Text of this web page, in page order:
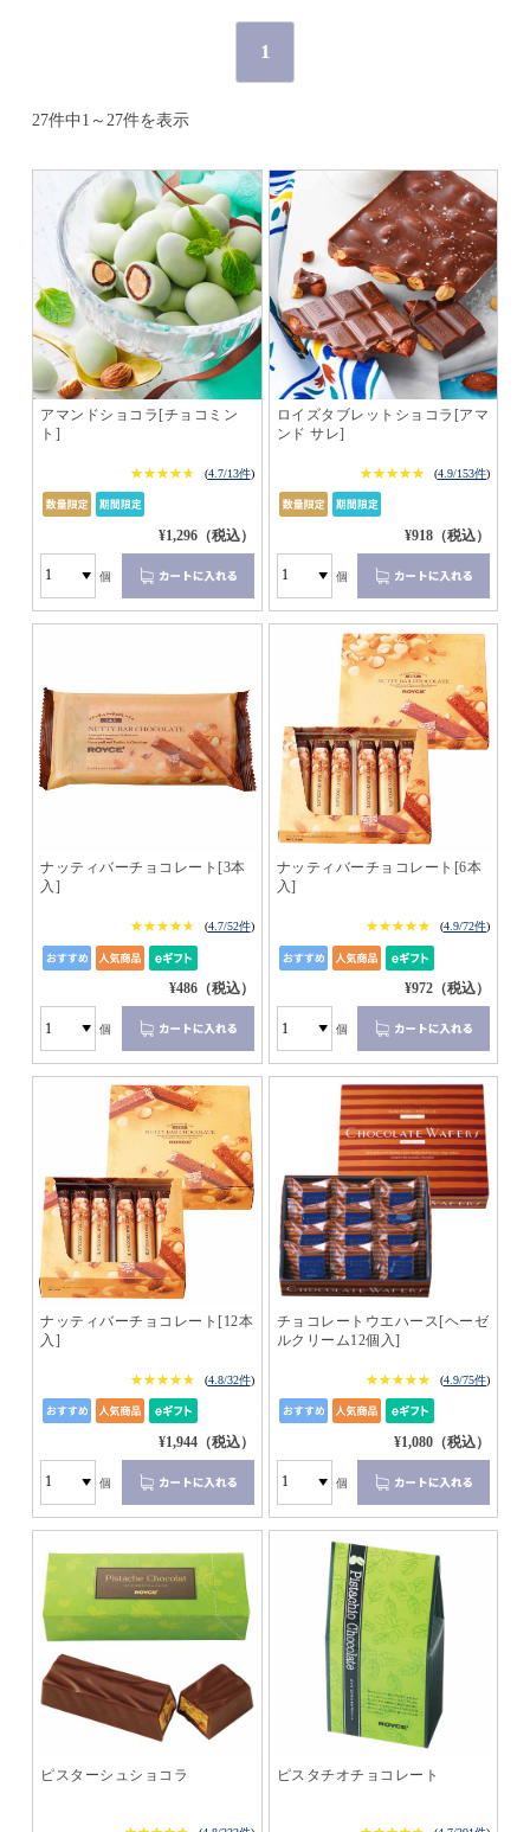
1
27件中1～27件を表示
アマンドショコラ[チョコミン
ト]
★★★★★
★★★★★ (4.7/13件)
¥1,296（税込）
個
ロイズタブレットショコラ[アマ
ンド サレ]
★★★★★
★★★★★ (4.9/153件)
¥918（税込）
個
ナッティバーチョコレート[3本
入]
★★★★★
★★★★★ (4.7/52件)
¥486（税込）
個
ナッティバーチョコレート[6本
入]
★★★★★
★★★★★ (4.9/72件)
¥972（税込）
個
ナッティバーチョコレート[12本
入]
★★★★★
★★★★★ (4.8/32件)
¥1,944（税込）
個
チョコレートウエハース[ヘーゼ
ルクリーム12個入]
★★★★★
★★★★★ (4.9/75件)
¥1,080（税込）
個
ピスターシュショコラ ピスタチオチョコレート